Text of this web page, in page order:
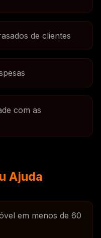
de clientes
com as
Ajuda
em menos de 60